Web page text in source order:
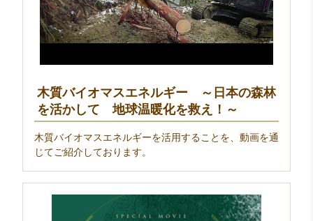
木質バイオマスエネルギー ～日本の森林
を活かして 地球温暖化を救え！～
木質バイオマスエネルギーを活用することを、動画を通
じてご紹介しております。